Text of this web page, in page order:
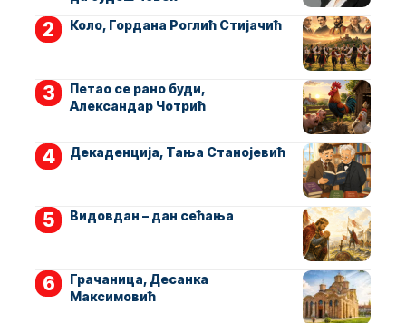
Коло, Гордана Роглић Стијачић
Петао се рано буди,
Александар Чотрић
Декаденција, Тања Станојевић
Видовдан – дан сећања
Грачаница, Десанка
Максимовић